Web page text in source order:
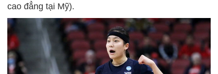
cao đẳng tại Mỹ).